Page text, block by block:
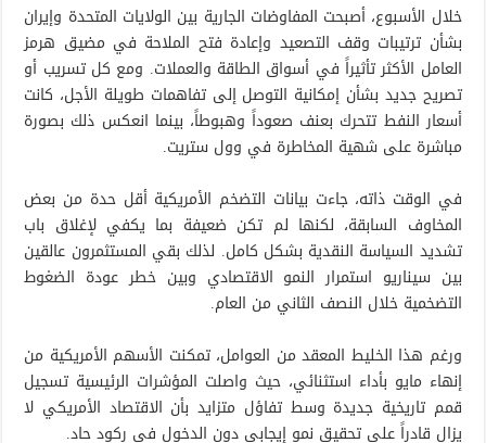
خلال الأسبوع، أصبحت المفاوضات الجارية بين الولايات المتحدة وإيران
بشأن ترتيبات وقف التصعيد وإعادة فتح الملاحة في مضيق هرمز
العامل الأكثر تأثيراً في أسواق الطاقة والعملات. ومع كل تسريب أو
تصريح جديد بشأن إمكانية التوصل إلى تفاهمات طويلة الأجل، كانت
أسعار النفط تتحرك بعنف صعوداً وهبوطاً، بينما انعكس ذلك بصورة
مباشرة على شهية المخاطرة في وول ستريت.
في الوقت ذاته، جاءت بيانات التضخم الأمريكية أقل حدة من بعض
المخاوف السابقة، لكنها لم تكن ضعيفة بما يكفي لإغلاق باب
تشديد السياسة النقدية بشكل كامل. لذلك بقي المستثمرون عالقين
بين سيناريو استمرار النمو الاقتصادي وبين خطر عودة الضغوط
التضخمية خلال النصف الثاني من العام.
ورغم هذا الخليط المعقد من العوامل، تمكنت الأسهم الأمريكية من
إنهاء مايو بأداء استثنائي، حيث واصلت المؤشرات الرئيسية تسجيل
قمم تاريخية جديدة وسط تفاؤل متزايد بأن الاقتصاد الأمريكي لا
يزال قادراً على تحقيق نمو إيجابي دون الدخول في ركود حاد.